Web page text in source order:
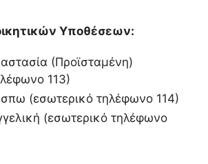
Υποθέσεων:
(Προϊσταμένη)
113)
(εσωτερικό τηλέφωνο 114)
(εσωτερικό τηλέφωνο